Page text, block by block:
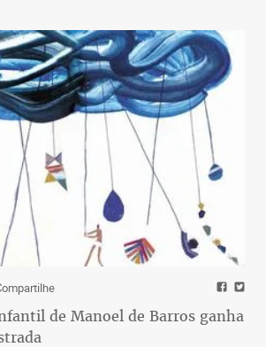
de Manoel de Barros ganha